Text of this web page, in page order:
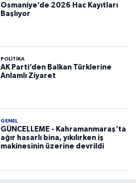
Osmaniye’de 2026 Hac Kayıtları
Başlıyor
POLITIKA
AK Parti’den Balkan Türklerine
Anlamlı Ziyaret
GENEL
GÜNCELLEME - Kahramanmaraş'ta
ağır hasarlı bina, yıkılırken iş
makinesinin üzerine devrildi